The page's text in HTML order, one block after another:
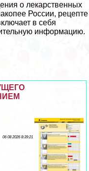
о лекарственных
России, рецепте
в себя
информацию.
06 08 2026 8:39:21